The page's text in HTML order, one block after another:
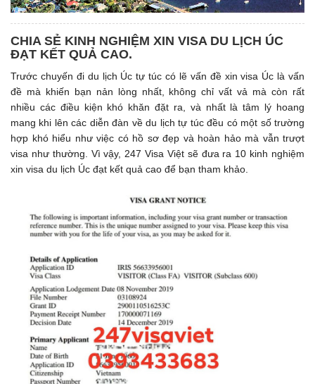
CHIA SẺ KINH NGHIỆM XIN VISA DU LỊCH ÚC
ĐẠT KẾT QUẢ CAO.
Trước chuyến đi du lịch Úc tự túc có lẽ vấn đề xin visa Úc là vấn
đề mà khiến bạn nản lòng nhất, không chỉ vất vả mà còn rất
nhiều các điều kiện khó khăn đặt ra, và nhất là tâm lý hoang
mang khi lên các diễn đàn về du lịch tự túc đều có một số trường
hợp khó hiểu như việc có hồ sơ đẹp và hoàn hảo mà vẫn trượt
visa như thường. Vì vậy, 247 Visa Việt sẽ đưa ra 10 kinh nghiệm
xin visa du lịch Úc đạt kết quả cao để bạn tham khảo.